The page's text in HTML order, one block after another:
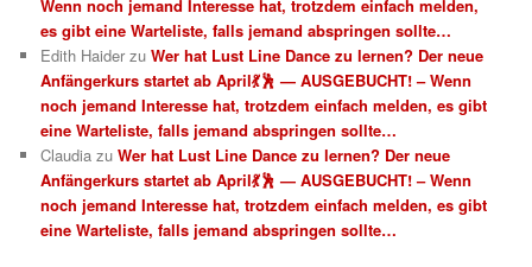
Wenn noch jemand Interesse hat, trotzdem einfach melden,
es gibt eine Warteliste, falls jemand abspringen sollte…
Edith Haider zuWer hat Lust Line Dance zu lernen? Der neue
Anfängerkurs startet ab April💃🕺 — AUSGEBUCHT! – Wenn
noch jemand Interesse hat, trotzdem einfach melden, es gibt
eine Warteliste, falls jemand abspringen sollte…
Claudia zuWer hat Lust Line Dance zu lernen? Der neue
Anfängerkurs startet ab April💃🕺 — AUSGEBUCHT! – Wenn
noch jemand Interesse hat, trotzdem einfach melden, es gibt
eine Warteliste, falls jemand abspringen sollte…